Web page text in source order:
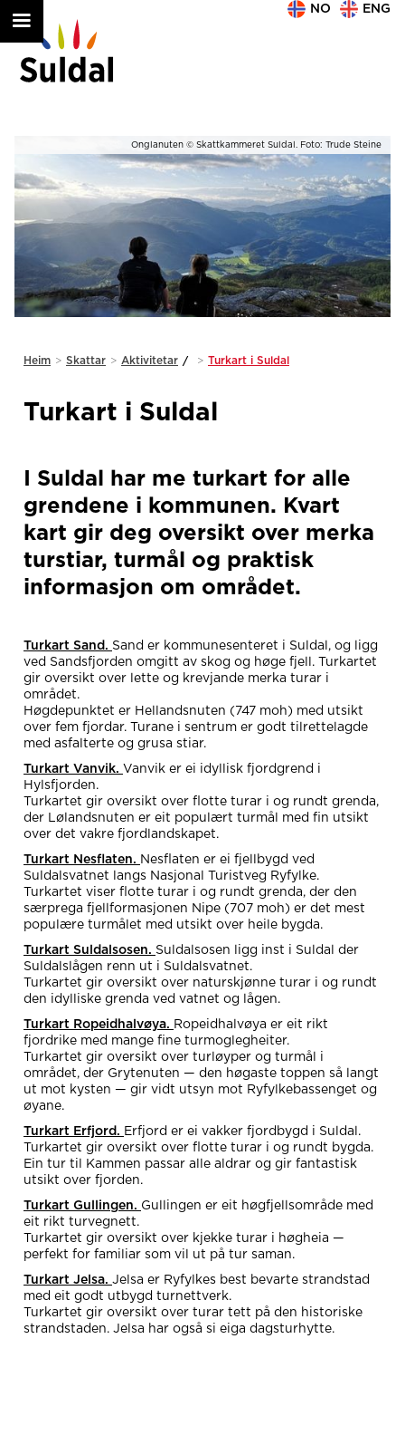
NO ENG
Heim > Skattar > Aktivitetar / > Turkart i Suldal
Turkart i Suldal
I Suldal har me turkart for alle
grendene i kommunen. Kvart
kart gir deg oversikt over merka
turstiar, turmål og praktisk
informasjon om området.
Turkart Sand. Sand er kommunesenteret i Suldal, og ligg
ved Sandsfjorden omgitt av skog og høge fjell. Turkartet
gir oversikt over lette og krevjande merka turar i
området.
Høgdepunktet er Hellandsnuten (747 moh) med utsikt
over fem fjordar. Turane i sentrum er godt tilrettelagde
med asfalterte og grusa stiar.
Turkart Vanvik. Vanvik er ei idyllisk fjordgrend i
Hylsfjorden.
Turkartet gir oversikt over flotte turar i og rundt grenda,
der Lølandsnuten er eit populært turmål med fin utsikt
over det vakre fjordlandskapet.
Turkart Nesflaten. Nesflaten er ei fjellbygd ved
Suldalsvatnet langs Nasjonal Turistveg Ryfylke.
Turkartet viser flotte turar i og rundt grenda, der den
særprega fjellformasjonen Nipe (707 moh) er det mest
populære turmålet med utsikt over heile bygda.
Turkart Suldalsosen. Suldalsosen ligg inst i Suldal der
Suldalslågen renn ut i Suldalsvatnet.
Turkartet gir oversikt over naturskjønne turar i og rundt
den idylliske grenda ved vatnet og lågen.
Turkart Ropeidhalvøya. Ropeidhalvøya er eit rikt
fjordrike med mange fine turmoglegheiter.
Turkartet gir oversikt over turløyper og turmål i
området, der Grytenuten — den høgaste toppen så langt
ut mot kysten — gir vidt utsyn mot Ryfylkebassenget og
øyane.
Turkart Erfjord. Erfjord er ei vakker fjordbygd i Suldal.
Turkartet gir oversikt over flotte turar i og rundt bygda.
Ein tur til Kammen passar alle aldrar og gir fantastisk
utsikt over fjorden.
Turkart Gullingen. Gullingen er eit høgfjellsområde med
eit rikt turvegnett.
Turkartet gir oversikt over kjekke turar i høgheia —
perfekt for familiar som vil ut på tur saman.
Turkart Jelsa. Jelsa er Ryfylkes best bevarte strandstad
med eit godt utbygd turnettverk.
Turkartet gir oversikt over turar tett på den historiske
strandstaden. Jelsa har også si eiga dagsturhytte.